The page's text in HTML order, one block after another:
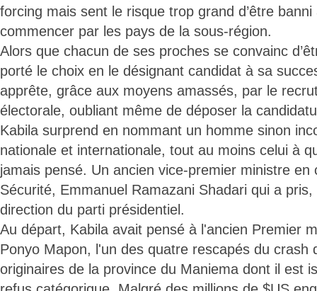
forcing mais sent le risque trop grand d’être banni
commencer par les pays de la sous-région.
Alors que chacun de ses proches se convainc
porté le choix en le désignant candidat à sa
apprête, grâce aux moyens amassés, par le
électorale, oubliant même de déposer la
Kabila surprend en nommant un homme sinon
nationale et internationale, tout au moins celui à
jamais pensé. Un ancien vice-premier ministre en
Sécurité, Emmanuel Ramazani Shadari qui a
direction du parti présidentiel.
Au départ, Kabila avait pensé à l'ancien Premier
Ponyo Mapon, l'un des quatre rescapés du crash
originaires de la province du Maniema dont il est